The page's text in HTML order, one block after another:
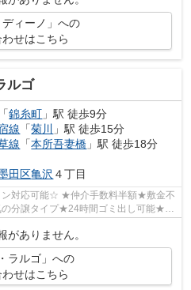
ディーノ」への
せはこちら
ルゴ
「錦糸町 」駅 徒歩9分
線 「菊川 」駅 徒歩15分
線 「本所吾妻橋 」駅 徒歩18分
田区亀沢 ４丁目
ン対応可能☆ ★仲介手数料半額★敷金不
分譲タイプ★24時間ゴミ出し可能★駐
がありません。
ラルゴ」への
せはこちら